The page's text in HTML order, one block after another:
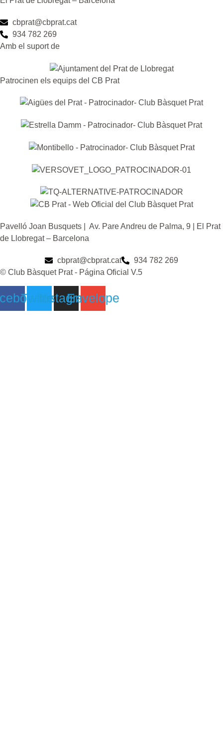
cbprat@cbprat.cat
934 782 269
Amb el suport de
Patrocinen els equips del CB Prat
Pavelló Joan Busquets | Av. Pare Andreu de Palma, 9 | El Prat
de Llobregat – Barcelona
cbprat@cbprat.cat
934 782 269
© Club Bàsquet Prat - Página Oficial V.5
TwitterInstagram
Envelope